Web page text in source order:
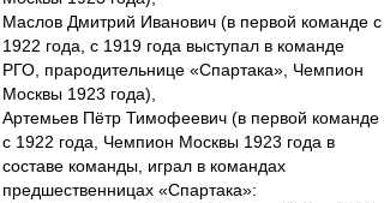
Маслов Дмитрий Иванович (в первой команде с
1922 года, с 1919 года выступал в команде
РГО, прародительнице «Спартака», Чемпион
Москвы 1923 года),
Артемьев Пётр Тимофеевич (в первой команде
с 1922 года, Чемпион Москвы 1923 года в
составе команды, играл в командах
предшественницах «Спартака»: